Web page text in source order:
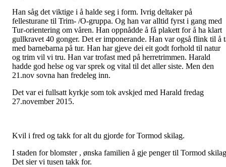
Han såg det viktige i å halde seg i form. Ivrig deltaker på
fellesturane til Trim- /O-gruppa. Og han var alltid fyrst i gang med
Tur-orientering om våren. Han oppnådde å få plakett for å ha klart
gullkravet 40 gonger. Det er imponerande. Han var også flink til å
med barnebarna på tur. Han har gjeve dei eit godt forhold til natur
og trim vil vi tru. Han var trofast med på herretrimmen. Harald
hadde god helse og var sprek og vital til det aller siste. Men den
21.nov sovna han fredeleg inn.
Det var ei fullsatt kyrkje som tok avskjed med Harald fredag
27.november 2015.
Kvil i fred og takk for alt du gjorde for Tormod skilag.
I staden for blomster , ønska familien å gje penger til Tormod
Det sier vi tusen takk for.